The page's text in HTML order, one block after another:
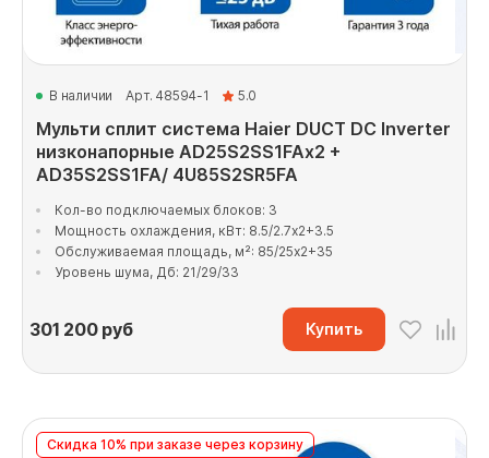
В наличии Арт. 48594-1 5.0
Мульти сплит система Haier DUCT DC Inverter
низконапорные AD25S2SS1FAx2 +
AD35S2SS1FA/ 4U85S2SR5FA
Кол-во подключаемых блоков: 3
Мощность охлаждения, кВт: 8.5/2.7x2+3.5
Обслуживаемая площадь, м²: 85/25x2+35
Уровень шума, Дб: 21/29/33
301 200руб Купить
Скидка 10% при заказе через корзину